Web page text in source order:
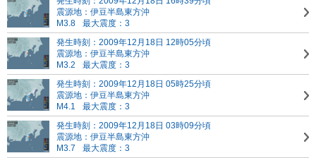
震源地：伊豆半島東方沖
M3.8
最大震度：3
発生時刻：2009年12月18日 12時05分頃
震源地：伊豆半島東方沖
M3.2
最大震度：3
発生時刻：2009年12月18日 05時25分頃
震源地：伊豆半島東方沖
M4.1
最大震度：3
発生時刻：2009年12月18日 03時09分頃
震源地：伊豆半島東方沖
M3.7
最大震度：3